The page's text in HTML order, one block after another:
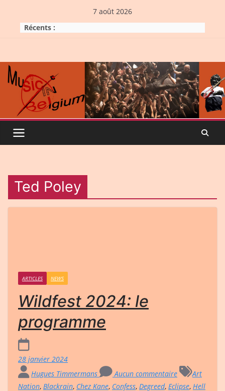
content
7 août 2026
Récents :
Ted Poley
ARTICLES NEWS
Wildfest 2024: le
programme
28 janvier 2024
Hugues Timmermans
Aucun commentaire
Art
Nation, Blackrain, Chez Kane, Confess, Degreed, Eclipse, Hell